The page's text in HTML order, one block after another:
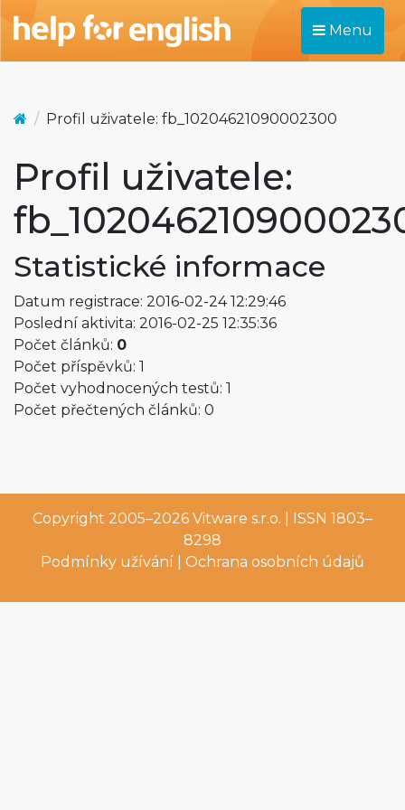
Menu
Profil uživatele: fb_10204621090002300
Profil uživatele:
Statistické informace
Datum registrace: 2016-02-24 12:29:46
Poslední aktivita: 2016-02-25 12:35:36
Počet článků: 0
Počet příspěvků: 1
Počet vyhodnocených testů: 1
Počet přečtených článků: 0
Copyright 2005–2026 Vitware s.r.o. | ISSN 1803–
8298
Podmínky užívání
Ochrana osobních údajů